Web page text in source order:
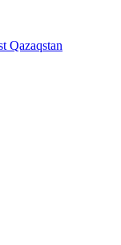
Qazaqstan